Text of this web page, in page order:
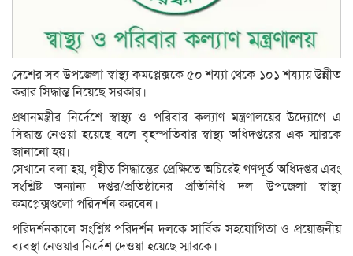
দেশের সব উপজেলা স্বাস্থ্য কমপ্লেক্সকে ৫০ শয্যা থেকে ১০১ শয্যায় উন্নীত
করার সিদ্ধান্ত নিয়েছে সরকার।
প্রধানমন্ত্রীর নির্দেশে স্বাস্থ্য ও পরিবার কল্যাণ মন্ত্রণালয়ের উদ্যোগে এ
সিদ্ধান্ত নেওয়া হয়েছে বলে বৃহস্পতিবার স্বাস্থ্য অধিদপ্তরের এক স্মারকে
জানানো হয়।
সেখানে বলা হয়, গৃহীত সিদ্ধান্তের প্রেক্ষিতে অচিরেই গণপূর্ত অধিদপ্তর এবং
সংশ্লিষ্ট অন্যান্য দপ্তর/প্রতিষ্ঠানের প্রতিনিধি দল উপজেলা স্বাস্থ্য
কমপ্লেক্সগুলো পরিদর্শন করবেন।
পরিদর্শনকালে সংশ্লিষ্ট পরিদর্শন দলকে সার্বিক সহযোগিতা ও প্রয়োজনীয়
ব্যবস্থা নেওয়ার নির্দেশ দেওয়া হয়েছে স্মারকে।